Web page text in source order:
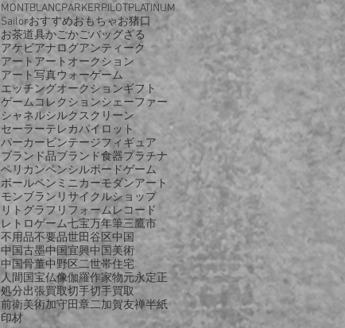
MONTBLANCPARKERPILOTPLATINUM
Sailorおすすめおもちゃお猪口
お茶道具かごかごバッグざる
アケビアナログアンティーク
アート アートオークション
アート写真ウォーゲーム
エッチングオークションギフト
ゲームコレクションシェーファー
シャネルシルクスクリーン
セーラーテレカパイロット
パーカービンテージフィギュア
ブランド品ブランド食器プラチナ
ペリカンペンシルボードゲーム
ボールペン ミニカーモダンアート
モンブランリサイクルショップ
リトグラフ リフォームレコード
レトロゲーム七宝万年筆三鷹市
不用品不要品世田谷区中国
中国古墨中国宜興中国美術
中国骨董中野区二世帯住宅
人間国宝仏像伽羅作家物元永定正
処分出張買取切手切手買取
前衛美術加守田章二加賀友禅半紙
印材